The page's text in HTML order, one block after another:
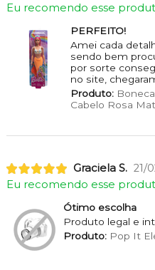
Eu recomendo esse
PERFEITO!
Amei cada
sendo bem
por sorte
no site,
Produto:Boneca
Cabelo Rosa
Graciela S. 21/
Eu recomendo esse
Ótimo escolha
Produto legal e
Produto:Pop It